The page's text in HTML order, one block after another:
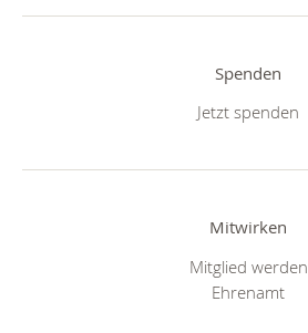
Spenden
Jetzt spenden
Mitwirken
Mitglied werden
Ehrenamt